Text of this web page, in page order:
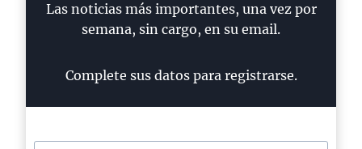
Las noticias más importantes, una vez por
semana, sin cargo, en su email.
Complete sus datos para registrarse.